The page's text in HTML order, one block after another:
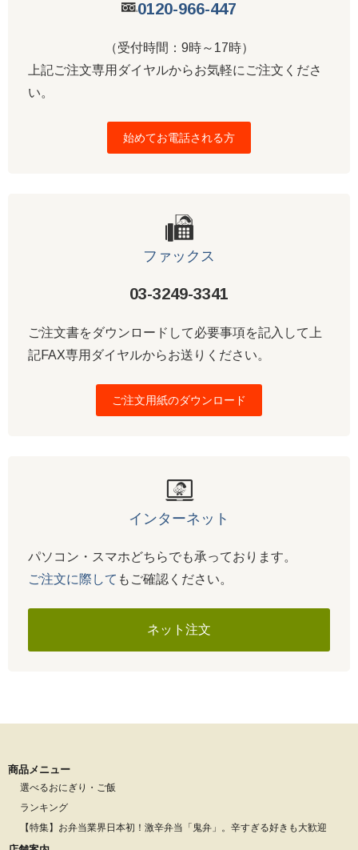
0120-966-447
（受付時間：9時～17時）
上記ご注文専用ダイヤルからお気軽にご注文くださ
い。
始めてお電話される方
ファックス
03-3249-3341
ご注文書をダウンロードして必要事項を記入して上
記FAX専用ダイヤルからお送りください。
ご注文用紙のダウンロード
インターネット
パソコン・スマホどちらでも承っております。
ご注文に際して もご確認ください。
ネット注文
商品メニュー
選べるおにぎり・ご飯
ランキング
【特集】お弁当業界日本初！激辛弁当「鬼弁」。辛すぎる好きも大歓迎